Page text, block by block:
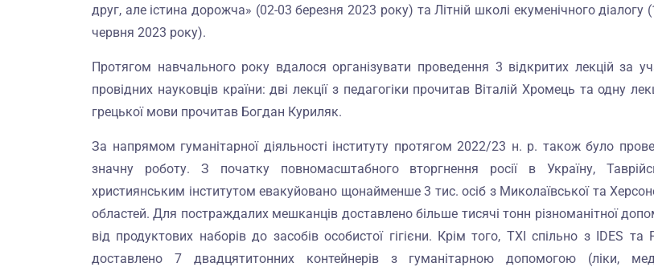
друг, але істина дорожча» (02-03 березня 2023 року) та Літній школі екуменічного діалогу
червня 2023 року).
Протягом навчального року вдалося організувати проведення 3 відкритих лекцій за
провідних науковців країни: дві лекції з педагогіки прочитав Віталій Хромець та одну
грецької мови прочитав Богдан Куриляк.
За напрямом гуманітарної діяльності інституту протягом 2022/23 н. р. також було
значну роботу. З початку повномасштабного вторгнення росії в Україну,
християнським інститутом евакуйовано щонайменше 3 тис. осіб з Миколаївської та
областей. Для постраждалих мешканців доставлено більше тисячі тонн різноманітної
від продуктових наборів до засобів особистої гігієни. Крім того, ТХІ спільно з IDES та
доставлено 7 двадцятитонних контейнерів з гуманітарною допомогою (ліки,